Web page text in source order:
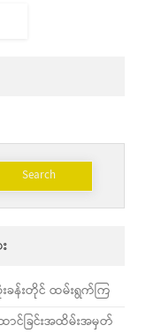
ခန်းတိုင် ထမ်းရွက်ကြ
ခြင်းအထိမ်းအမှတ်